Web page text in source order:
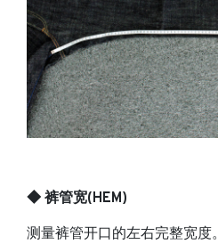
◆ 裤管宽(HEM)
测量裤管开口的左右完整宽度。